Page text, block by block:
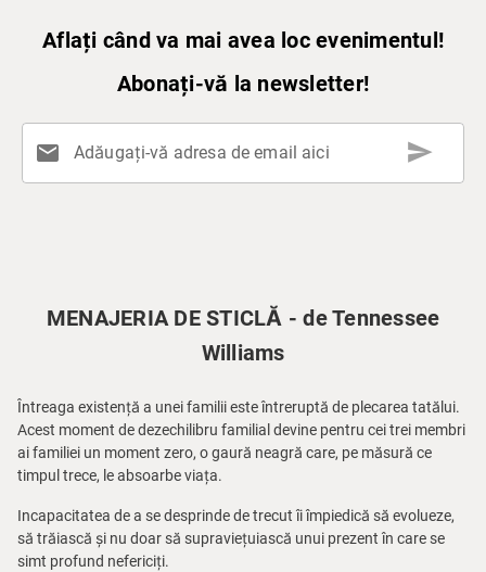
Aflați când va mai avea loc evenimentul!
Abonați-vă la newsletter!
mail Adăugați-vă adresa de email aici send
MENAJERIA DE STICLĂ - de Tennessee
Williams
Întreaga existență a unei familii este întreruptă de plecarea tatălui.
Acest moment de dezechilibru familial devine pentru cei trei membri
ai familiei un moment zero, o gaură neagră care, pe măsură ce
timpul trece, le absoarbe viața.
Incapacitatea de a se desprinde de trecut îi împiedică să evolueze,
să trăiască și nu doar să supraviețuiască unui prezent în care se
simt profund nefericiți.